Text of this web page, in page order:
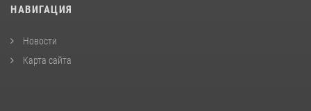
НАВИГАЦИЯ
Новости
Карта сайта